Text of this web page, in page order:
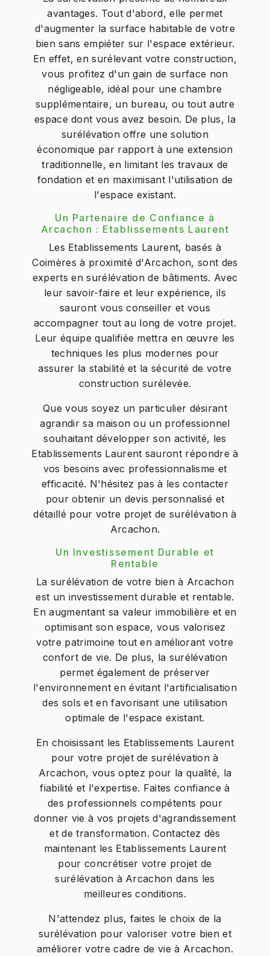
avantages. Tout d'abord, elle permet
d'augmenter la surface habitable de votre
bien sans empiéter sur l'espace extérieur.
En effet, en surélevant votre construction,
vous profitez d'un gain de surface non
négligeable, idéal pour une chambre
supplémentaire, un bureau, ou tout autre
espace dont vous avez besoin. De plus, la
surélévation offre une solution
économique par rapport à une extension
traditionnelle, en limitant les travaux de
fondation et en maximisant l'utilisation de
l'espace existant.
Un Partenaire de Confiance à
Arcachon : Etablissements Laurent
Les Etablissements Laurent, basés à
Coimères à proximité d'Arcachon, sont des
experts en surélévation de bâtiments. Avec
leur savoir-faire et leur expérience, ils
sauront vous conseiller et vous
accompagner tout au long de votre projet.
Leur équipe qualifiée mettra en œuvre les
techniques les plus modernes pour
assurer la stabilité et la sécurité de votre
construction surélevée.
Que vous soyez un particulier désirant
agrandir sa maison ou un professionnel
souhaitant développer son activité, les
Etablissements Laurent sauront répondre à
vos besoins avec professionnalisme et
efficacité. N'hésitez pas à les contacter
pour obtenir un devis personnalisé et
détaillé pour votre projet de surélévation à
Arcachon.
Un Investissement Durable et
Rentable
La surélévation de votre bien à Arcachon
est un investissement durable et rentable.
En augmentant sa valeur immobilière et en
optimisant son espace, vous valorisez
votre patrimoine tout en améliorant votre
confort de vie. De plus, la surélévation
permet également de préserver
l'environnement en évitant l'artificialisation
des sols et en favorisant une utilisation
optimale de l'espace existant.
En choisissant les Etablissements Laurent
pour votre projet de surélévation à
Arcachon, vous optez pour la qualité, la
fiabilité et l'expertise. Faites confiance à
des professionnels compétents pour
donner vie à vos projets d'agrandissement
et de transformation. Contactez dès
maintenant les Etablissements Laurent
pour concrétiser votre projet de
surélévation à Arcachon dans les
meilleures conditions.
N'attendez plus, faites le choix de la
surélévation pour valoriser votre bien et
améliorer votre cadre de vie à Arcachon.